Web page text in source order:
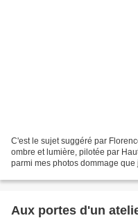
C'est le sujet suggéré par
ombre et lumière, pilotée par
parmi mes photos dommage
Aux portes d'un